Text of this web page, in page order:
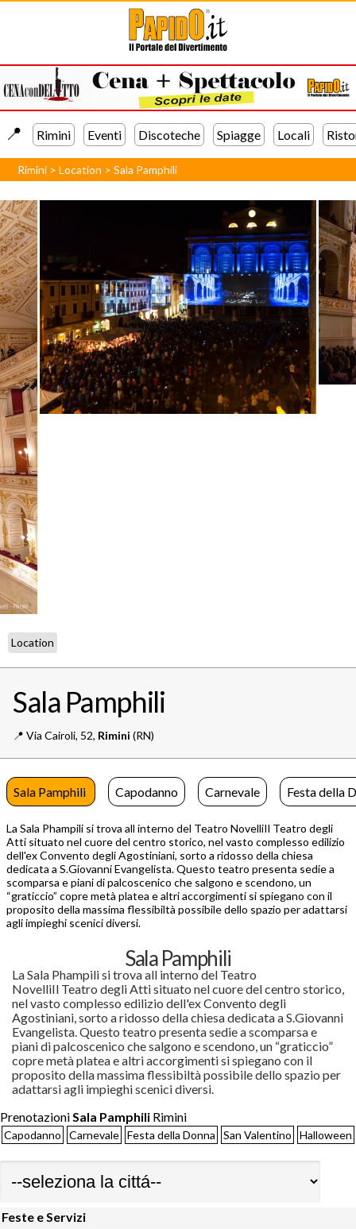
📍️ Rimini Eventi Discoteche Spiagge Locali
Rimini >Location >Sala Pamphili
Location
Sala Pamphili
📍️ Via Cairoli, 52, Rimini (RN)
Sala Pamphili Capodanno Carnevale Festa della
La Sala Phampili si trova all interno del Teatro NovelliIl Teatro degli
Atti situato nel cuore del centro storico, nel vasto complesso edilizio
dell'ex Convento degli Agostiniani, sorto a ridosso della chiesa
dedicata a S.Giovanni Evangelista. Questo teatro presenta sedie a
scomparsa e piani di palcoscenico che salgono e scendono, un
“graticcio” copre metà platea e altri accorgimenti si spiegano con il
proposito della massima flessibiltà possibile dello spazio per adattarsi
agli impieghi scenici diversi.
Sala Pamphili
La Sala Phampili si trova all interno del Teatro
NovelliIl Teatro degli Atti situato nel cuore del centro storico,
nel vasto complesso edilizio dell'ex Convento degli
Agostiniani, sorto a ridosso della chiesa dedicata a S.Giovanni
Evangelista. Questo teatro presenta sedie a scomparsa e
piani di palcoscenico che salgono e scendono, un “graticcio”
copre metà platea e altri accorgimenti si spiegano con il
proposito della massima flessibiltà possibile dello spazio per
adattarsi agli impieghi scenici diversi.
Prenotazioni Sala Pamphili Rimini
Capodanno Carnevale Festa della Donna San Valentino Halloween
Feste e Servizi